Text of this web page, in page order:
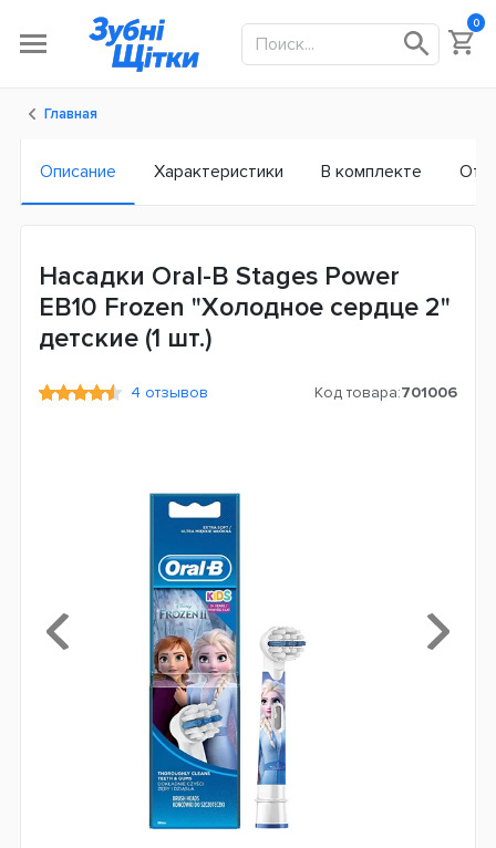
0
Главная
Описание Характеристики В комплекте
Насадки Oral-B Stages Power
EB10 Frozen "Холодное сердце 2"
детские (1 шт.)
4 отзывов Код товара:701006